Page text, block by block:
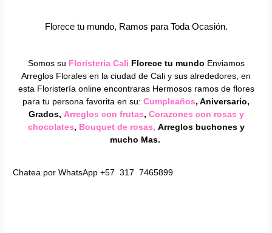
Florece tu mundo, Ramos para Toda Ocasión.
Somos su Floristeria Cali Florece tu mundo Enviamos
Arreglos Florales en la ciudad de Cali y sus alrededores, en
esta Floristería online encontraras Hermosos ramos de flores
para tu persona favorita en su: Cumpleaños, Aniversario,
Grados, Arreglos con frutas, Corazones con rosas y
chocolates, Bouquet de rosas, Arreglos buchones y
mucho Mas.
Chatea por WhatsApp +57 317 7465899